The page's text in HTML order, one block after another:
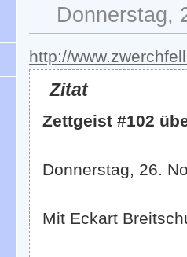
Donnerstag,
http://
Zitat
Zettgeist #102
Donnerstag, 26.
Mit Eckart